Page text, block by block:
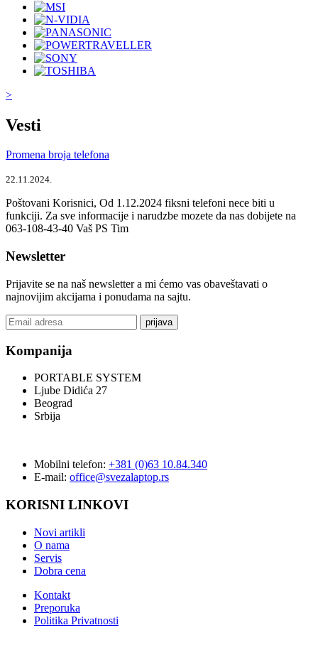
>
Vesti
Promena broja telefona
22.11.2024.
Poštovani Korisnici, Od 1.12.2024 fiksni telefoni nece biti u
funkciji. Za sve informacije i narudzbe mozete da nas dobijete na
063-108-43-40 Vaš PS Tim
Newsletter
Prijavite se na naš newsletter a mi ćemo vas obaveštavati o
najnovijim akcijama i ponudama na sajtu.
prijava
Kompanija
PORTABLE SYSTEM
Ljube Didića 27
Beograd
Srbija
Mobilni telefon: +381 (0)63 10.84.340
E-mail: office@svezalaptop.rs
KORISNI LINKOVI
Novi artikli
O nama
Servis
Dobra cena
Kontakt
Preporuka
Politika Privatnosti